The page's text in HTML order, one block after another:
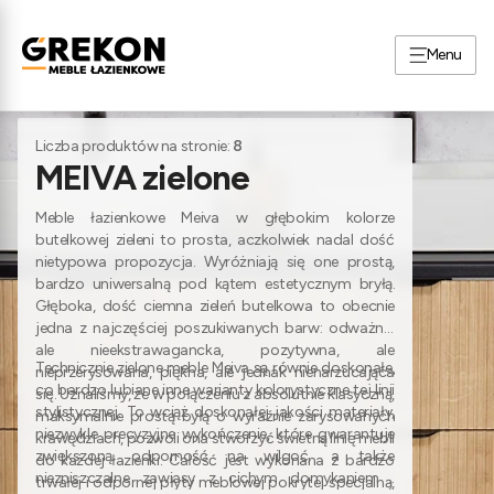
Menu
Liczba produktów na stronie: 8
MEIVA zielone
Meble łazienkowe Meiva w głębokim kolorze
butelkowej zieleni to prosta, aczkolwiek nadal dość
nietypowa propozycja. Wyróżniają się one prostą,
bardzo uniwersalną pod kątem estetycznym bryłą.
Głęboka, dość ciemna zieleń butelkowa to obecnie
jedna z najczęściej poszukiwanych barw: odważna,
ale nieekstrawagancka, pozytywna, ale
nieprzerysowana, piękna, ale jednak nienarzucająca
się. Uznaliśmy, że w połączeniu z absolutnie klasyczną,
maksymalnie prostą byłą o wyraźnie zarysowanych
krawędziach, pozwoli ona stworzyć świetną linię mebli
do każdej łazienki. Całość jest wykonana z bardzo
trwałej i odpornej płyty meblowej pokrytej specjalną,
Technicznie zielone meble Meiva są równie doskonałe,
co bardzo lubiane inne warianty kolorystyczne tej linii
stylistycznej. To wciąż doskonałej jakości materiały,
niezwykle precyzyjne wykończenie, które gwarantuje
zwiększoną odporność na wilgoć, a także
niezniszczalne zawiasy z cichym domykaniem i